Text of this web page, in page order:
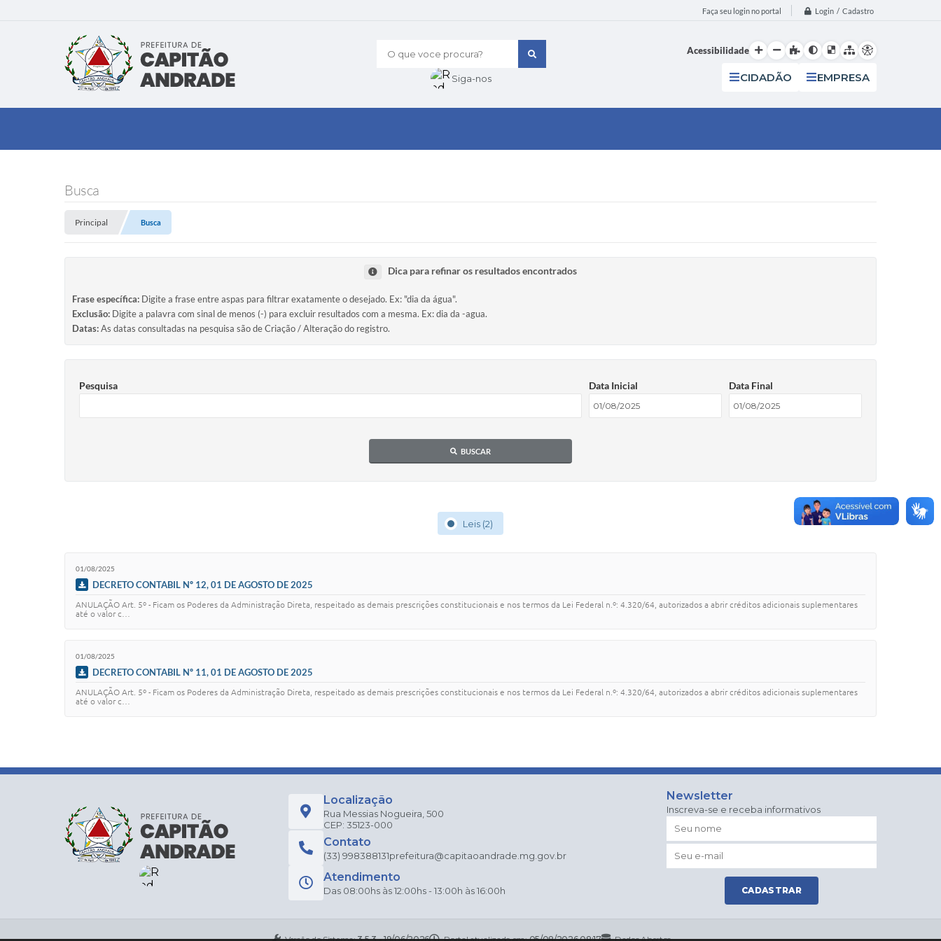
Faça seu login no portal Login / Cadastro
O que voce procura?
Siga-nos
Acessibilidade
CIDADÃO EMPRESA
Busca
Principal Busca
Dica para refinar os resultados encontrados
Frase específica: Digite a frase entre aspas para filtrar exatamente o desejado. Ex: "dia da água".
Exclusão: Digite a palavra com sinal de menos (-) para excluir resultados com a mesma. Ex: dia da -agua.
Datas:As datas consultadas na pesquisa são de Criação / Alteração do registro.
Pesquisa Data Inicial Data Final
BUSCAR
Leis (2)
01/08/2025
DECRETO CONTABIL Nº 12, 01 DE AGOSTO DE 2025
ANULAÇÃO Art. 5º - Ficam os Poderes da Administração Direta, respeitado as demais prescrições constitucionais e nos termos da Lei Federal n.º: 4.320/64, autorizados a abrir créditos adicionais suplementares
até o valor c…
01/08/2025
DECRETO CONTABIL Nº 11, 01 DE AGOSTO DE 2025
ANULAÇÃO Art. 5º - Ficam os Poderes da Administração Direta, respeitado as demais prescrições constitucionais e nos termos da Lei Federal n.º: 4.320/64, autorizados a abrir créditos adicionais suplementares
até o valor c…
Localização
Rua Messias Nogueira, 500
CEP: 35123-000
Contato
(33) 998388131prefeitura@capitaoandrade.mg.gov.br
Atendimento
Das 08:00hs às 12:00hs - 13:00h às 16:00h
Newsletter
Inscreva-se e receba informativos
CADASTRAR